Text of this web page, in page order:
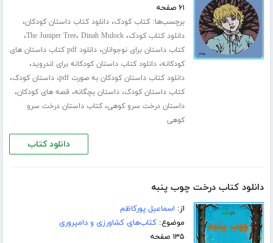
۶۱ صفحه
برچسب‌ها:کتاب کودک،دانلود کتاب داستان کودکان،
دانلود کتاب کودک، The Juniper Tree، Dinah Mulock ،
کتاب داستان برای نوجوانان،
دانلود pdf کتاب داستان های
کودکانه،دانلود کتاب داستان کودکانه برای اندروید،
دانلود کتاب داستان کودکان به صورت pdf ،داستان کودک،
کتاب داستان کودک،داستان بچگانه، قصه های کودکان،
داستان درخت سرو کوهی،کتاب داستان درخت سرو
کوهی
دانلود کتاب
دانلود کتاب درخت چوب پنبه
از: اسماعیل پورکاظم
موضوع:کتاب‌های کشاورزی و دامپروری
۱۳۵ صفحه